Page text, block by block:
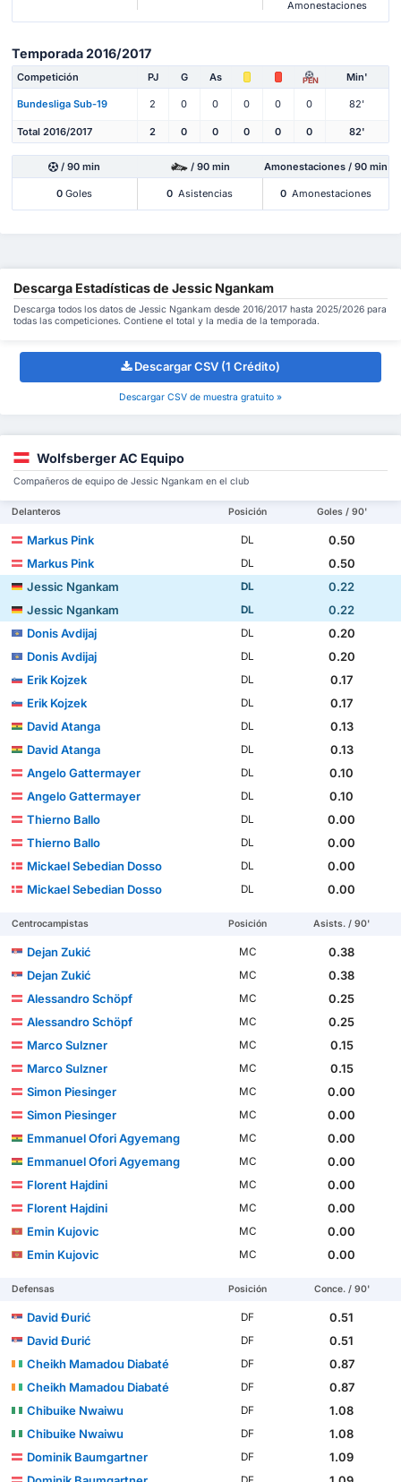
Amonestaciones
Temporada 2016/2017
Competición PJ G As PEN Min'
Bundesliga Sub-19 2 0 0 0 0 0 82'
Total 2016/2017 2 0 0 0 0 0 82'
/ 90 min / 90 min Amonestaciones / 90 min
0 Goles 0 Asistencias 0 Amonestaciones
Descarga Estadísticas de Jessic Ngankam
Descarga todos los datos de Jessic Ngankam desde 2016/2017 hasta 2025/2026 para
todas las competiciones. Contiene el total y la media de la temporada.
Descargar CSV (1 Crédito)
Descargar CSV de muestra gratuito »
Wolfsberger AC Equipo
Compañeros de equipo de Jessic Ngankam en el club
Delanteros Posición Goles / 90'
Markus Pink DL
0.50
Markus Pink
DL
0.50
Jessic Ngankam
DL
0.22
Jessic Ngankam
DL
0.22
Donis Avdijaj
DL
0.20
Donis Avdijaj
DL
0.20
Erik Kojzek
DL
0.17
Erik Kojzek
DL
0.17
David Atanga
DL
0.13
David Atanga
DL
0.13
Angelo Gattermayer
DL
0.10
Angelo Gattermayer
DL
0.10
Thierno Ballo
DL
0.00
Thierno Ballo
DL
0.00
Mickael Sebedian Dosso
DL
0.00
Mickael Sebedian Dosso
DL 0.00
Centrocampistas Posición Asists. / 90'
Dejan Zukić MC
0.38
Dejan Zukić
MC
0.38
Alessandro Schöpf
MC
0.25
Alessandro Schöpf
MC
0.25
Marco Sulzner
MC
0.15
Marco Sulzner
MC
0.15
Simon Piesinger
MC
0.00
Simon Piesinger
MC
0.00
Emmanuel Ofori Agyemang
MC
0.00
Emmanuel Ofori Agyemang
MC
0.00
Florent Hajdini
MC
0.00
Florent Hajdini
MC
0.00
Emin Kujovic
MC
0.00
Emin Kujovic
MC 0.00
Defensas Posición Conce. / 90'
David Đurić DF
0.51
David Đurić
DF
0.51
Cheikh Mamadou Diabaté
DF
0.87
Cheikh Mamadou Diabaté
DF
0.87
Chibuike Nwaiwu
DF
1.08
Chibuike Nwaiwu
DF
1.08
Dominik Baumgartner
DF
1.09